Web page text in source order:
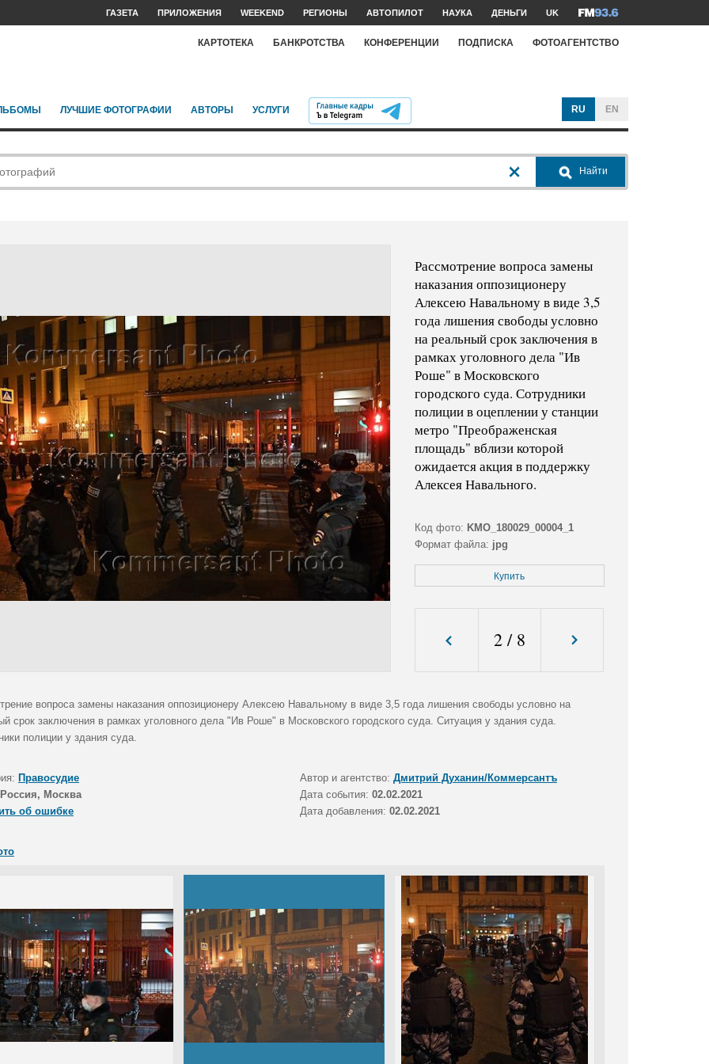
ГАЗЕТА ПРИЛОЖЕНИЯ WEEKEND РЕГИОНЫ АВТОПИЛОТ НАУКА ДЕНЬГИ UK
КАРТОТЕКА БАНКРОТСТВА КОНФЕРЕНЦИИ ПОДПИСКА ФОТОАГЕНТСТВО
ЛУЧШИЕ ФОТОГРАФИИ АВТОРЫ УСЛУГИ RU EN
Найти
Рассмотрение вопроса замены
наказания оппозиционеру
Алексею Навальному в виде 3,5
года лишения свободы условно
на реальный срок заключения в
рамках уголовного дела "Ив
Роше" в Московского
городского суда. Сотрудники
полиции в оцеплении у станции
метро "Преображенская
площадь" вблизи которой
ожидается акция в поддержку
Алексея Навального.
Код фото: KMO_180029_00004_1
Формат файла: jpg
Размер фото (пикс.): 5089x3408
Купить
2/ 8
вопроса замены наказания оппозиционеру Алексею Навальному в виде 3,5 года лишения свободы условно на
срок заключения в рамках уголовного дела "Ив Роше" в Московского городского суда. Ситуация у здания суда.
полиции у здания суда.
Правосудие Автор и агентство: Дмитрий Духанин/Коммерсантъ
Россия, Москва Дата события: 02.02.2021
об ошибке
Дата добавления: 02.02.2021